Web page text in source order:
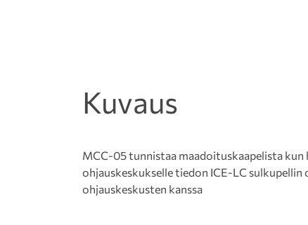
Kuvaus
MCC-05 tunnistaa maadoituskaapelista kun
ohjauskeskukselle tiedon ICE-LC sulkupellin
ohjauskeskusten kanssa